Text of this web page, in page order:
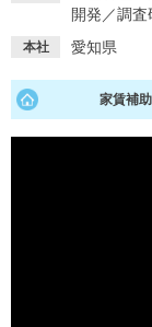
イベントを探す
就活ノウハ
開発 ／調査
本社 愛知県
家賃補